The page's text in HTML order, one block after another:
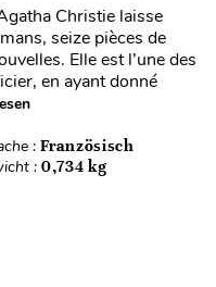
Christie laisse
seize pièces de
Elle est l’une des
en ayant donné
: Französisch
: 0,734 kg